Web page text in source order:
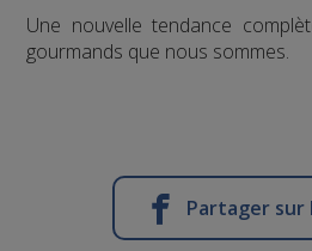
Une nouvelle tendance
gourmands que nous sommes.
Partager sur